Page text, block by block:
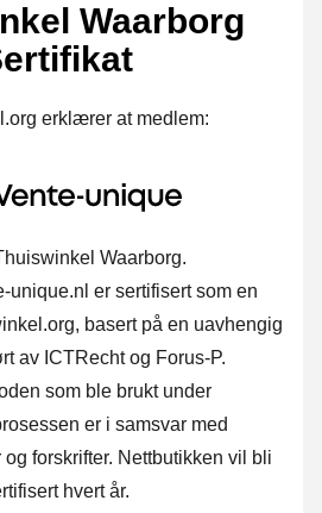
Waarborg
erklærer at medlem:
Waarborg.
unique.nl er sertifisert som en
basert på en uavhengig
av ICTRecht og Forus-P.
som ble brukt under
er i samsvar med
forskrifter. Nettbutikken vil bli
hvert år.